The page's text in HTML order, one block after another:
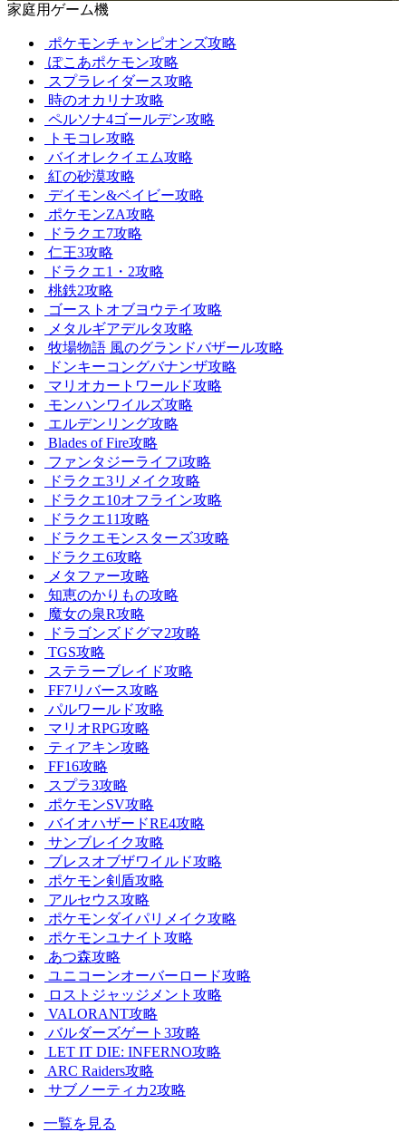
家庭用ゲーム機
ポケモンチャンピオンズ攻略
ぽこあポケモン攻略
スプラレイダース攻略
時のオカリナ攻略
ペルソナ4ゴールデン攻略
トモコレ攻略
バイオレクイエム攻略
紅の砂漠攻略
デイモン&ベイビー攻略
ポケモンZA攻略
ドラクエ7攻略
仁王3攻略
ドラクエ1・2攻略
桃鉄2攻略
ゴーストオブヨウテイ攻略
メタルギアデルタ攻略
牧場物語 風のグランドバザール攻略
ドンキーコングバナンザ攻略
マリオカートワールド攻略
モンハンワイルズ攻略
エルデンリング攻略
Blades of Fire攻略
ファンタジーライフi攻略
ドラクエ3リメイク攻略
ドラクエ10オフライン攻略
ドラクエ11攻略
ドラクエモンスターズ3攻略
ドラクエ6攻略
メタファー攻略
知恵のかりもの攻略
魔女の泉R攻略
ドラゴンズドグマ2攻略
TGS攻略
ステラーブレイド攻略
FF7リバース攻略
パルワールド攻略
マリオRPG攻略
ティアキン攻略
FF16攻略
スプラ3攻略
ポケモンSV攻略
バイオハザードRE4攻略
サンブレイク攻略
ブレスオブザワイルド攻略
ポケモン剣盾攻略
アルセウス攻略
ポケモンダイパリメイク攻略
ポケモンユナイト攻略
あつ森攻略
ユニコーンオーバーロード攻略
ロストジャッジメント攻略
VALORANT攻略
バルダーズゲート3攻略
LET IT DIE: INFERNO攻略
ARC Raiders攻略
サブノーティカ2攻略
一覧を見る